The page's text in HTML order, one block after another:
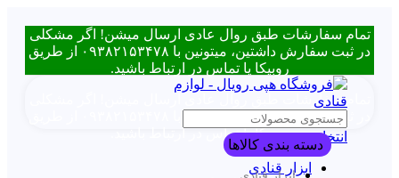
تمام سفارشات طبق روال عادی ارسال میشن! اگر مشکلی
در ثبت سفارش داشتین، میتونین با ۰۹۳۸۲۱۵۳۴۷۸ از طریق
روبیکا یا تماس در ارتباط باشید.
تمام سفارشات طبق روال عادی ارسال میشن! اگر مشکلی
روبیکا یا تماس در ارتباط باشید.انتخاب دسته بندی
ابزار قنادی
دسته بندی کالاها